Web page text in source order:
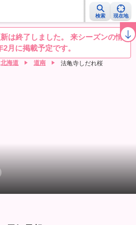
検索 現在地
桜開花予想NEWS お花見動画 目的別
は終了しました。 来シーズンの情報
2月に掲載予定です。
北海道 道南 法亀寺しだれ桜